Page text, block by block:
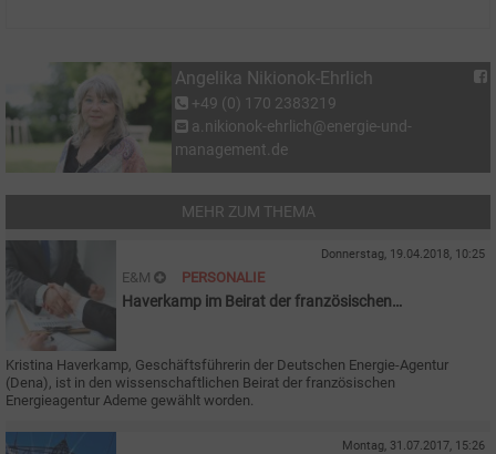
Angelika Nikionok-Ehrlich
+49 (0) 170 2383219
a.nikionok-ehrlich@energie-und-
management.de
MEHR ZUM THEMA
Donnerstag, 19.04.2018, 10:25
E&M PERSONALIE
Haverkamp im Beirat der französischen
Kristina Haverkamp, Geschäftsführerin der Deutschen Energie-Agentur
(Dena), ist in den wissenschaftlichen Beirat der französischen
Energieagentur Ademe gewählt worden.
Montag, 31.07.2017, 15:26